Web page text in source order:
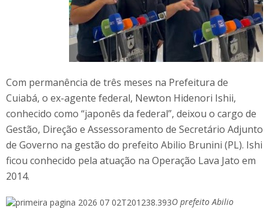
Com permanência de três meses na Prefeitura de
Cuiabá, o ex-agente federal, Newton Hidenori Ishii,
conhecido como “japonês da federal”, deixou o cargo de
Gestão, Direção e Assessoramento de Secretário Adjunto
de Governo na gestão do prefeito Abilio Brunini (PL). Ishi
ficou conhecido pela atuação na Operação Lava Jato em
2014.
O prefeito Abilio